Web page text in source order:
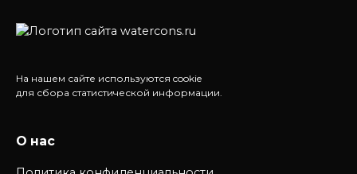
На нашем сайте используются cookie
для сбора статистической информации.
О нас